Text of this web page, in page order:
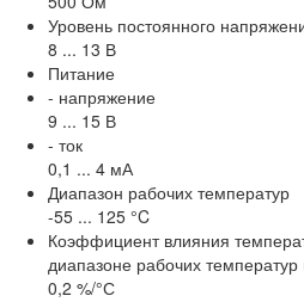
Уровень постоянного
8 ... 13 В
Питание
- напряжение
9 ... 15 В
- ток
0,1 ... 4 мА
Диапазон рабочих температур
-55 ... 125 °C
Коэффициент влияния
диапазоне рабочих температур
0,2 %/°С